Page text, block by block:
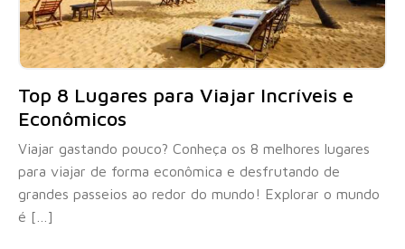
Top 8 Lugares para Viajar Incríveis e
Econômicos
Viajar gastando pouco? Conheça os 8 melhores lugares
para viajar de forma econômica e desfrutando de
grandes passeios ao redor do mundo! Explorar o mundo
é […]